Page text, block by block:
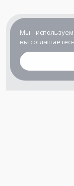
Мы
вы соглашаетесь